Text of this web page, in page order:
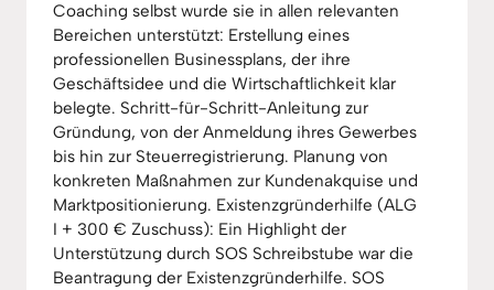
Coaching selbst wurde sie in allen relevanten
Bereichen unterstützt: Erstellung eines
professionellen Businessplans, der ihre
Geschäftsidee und die Wirtschaftlichkeit klar
belegte. Schritt-für-Schritt-Anleitung zur
Gründung, von der Anmeldung ihres Gewerbes
bis hin zur Steuerregistrierung. Planung von
konkreten Maßnahmen zur Kundenakquise und
Marktpositionierung. Existenzgründerhilfe (ALG
I + 300 € Zuschuss): Ein Highlight der
Unterstützung durch SOS Schreibstube war die
Beantragung der Existenzgründerhilfe. SOS